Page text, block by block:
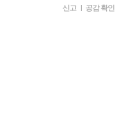
신고 | 공감 확인